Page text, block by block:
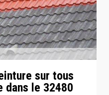
sur tous
dans le 32480